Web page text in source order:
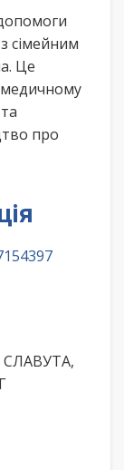
сімейним
Це
про
СЛАВУТА,